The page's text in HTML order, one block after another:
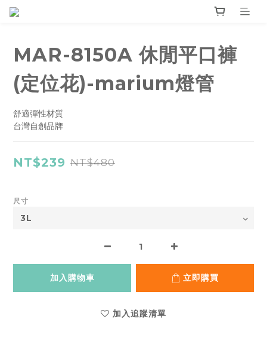
MAR-8150A 休閒平口褲
(定位花)-marium燈管
舒適彈性材質
台灣自創品牌
NT$239 NT$480
尺寸
加入購物車 立即購買
加入追蹤清單